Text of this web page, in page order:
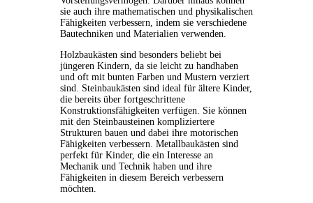
sie auch ihre mathematischen und physikalischen
Fähigkeiten verbessern, indem sie verschiedene
Bautechniken und Materialien verwenden.
Holzbaukästen sind besonders beliebt bei
jüngeren Kindern, da sie leicht zu handhaben
und oft mit bunten Farben und Mustern verziert
sind. Steinbaukästen sind ideal für ältere Kinder,
die bereits über fortgeschrittene
Konstruktionsfähigkeiten verfügen. Sie können
mit den Steinbausteinen kompliziertere
Strukturen bauen und dabei ihre motorischen
Fähigkeiten verbessern. Metallbaukästen sind
perfekt für Kinder, die ein Interesse an
Mechanik und Technik haben und ihre
Fähigkeiten in diesem Bereich verbessern
möchten.